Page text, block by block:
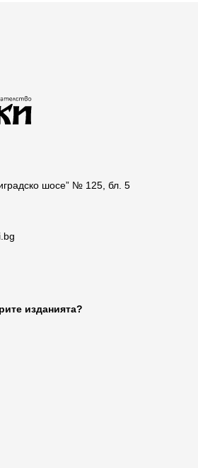
шосе” № 125, бл. 5
изданията?